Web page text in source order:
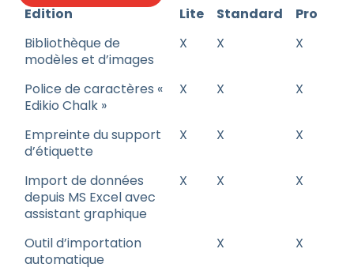
Edition Lite Standard
Pro
Bibliothèque de
modèles et d’images
X X X
Police de caractères «
Edikio Chalk »
X X X
Empreinte du support
d’étiquette
X X X
Import de données
depuis MS Excel avec
assistant graphique
X X X
Outil d’importation
automatique
X X